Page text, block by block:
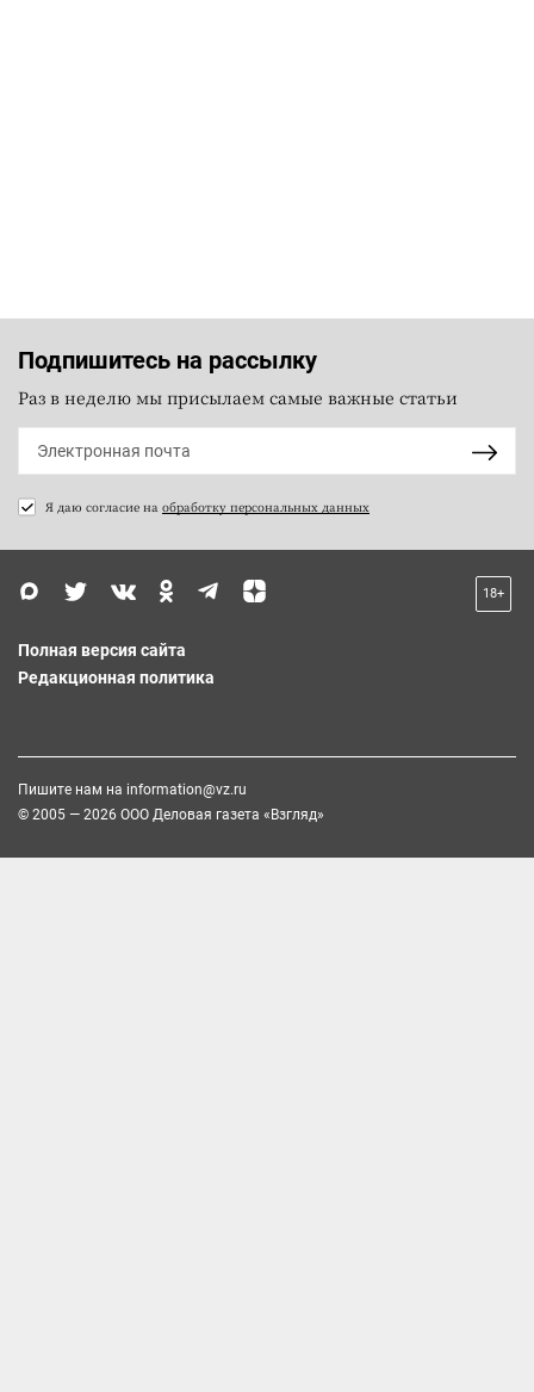
Подпишитесь на рассылку
Раз в неделю мы присылаем самые важные статьи
Я даю согласие на обработку персональных данных
18+
Полная версия сайта
Редакционная политика
Пишите нам на information@vz.ru
© 2005 — 2026 ООО Деловая газета «Взгляд»